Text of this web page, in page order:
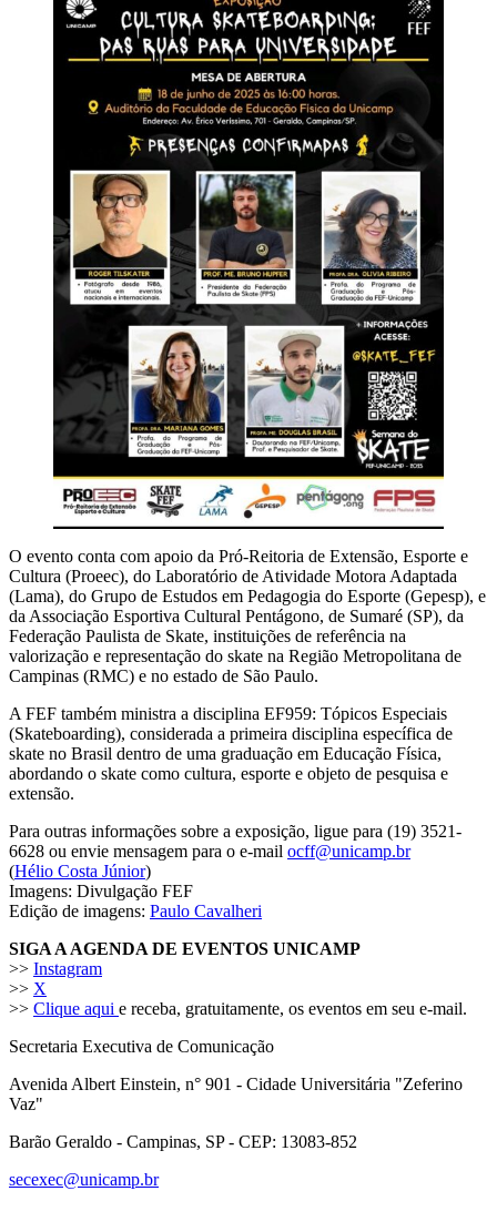
O evento conta com apoio da Pró-Reitoria de Extensão, Esporte e
Cultura (Proeec), do Laboratório de Atividade Motora Adaptada
(Lama), do Grupo de Estudos em Pedagogia do Esporte (Gepesp), e
da Associação Esportiva Cultural Pentágono, de Sumaré (SP), da
Federação Paulista de Skate, instituições de referência na
valorização e representação do skate na Região Metropolitana de
Campinas (RMC) e no estado de São Paulo.
A FEF também ministra a disciplina EF959: Tópicos Especiais
(Skateboarding), considerada a primeira disciplina específica de
skate no Brasil dentro de uma graduação em Educação Física,
abordando o skate como cultura, esporte e objeto de pesquisa e
extensão.
Para outras informações sobre a exposição, ligue para (19) 3521-
6628 ou envie mensagem para o e-mail ocff@unicamp.br
(Hélio Costa Júnior)
Imagens: Divulgação FEF
Edição de imagens: Paulo Cavalheri
SIGA A AGENDA DE EVENTOS UNICAMP
>> Instagram
>> X
>> Clique aqui e receba, gratuitamente, os eventos em seu e-mail.
Secretaria Executiva de Comunicação
Avenida Albert Einstein, n° 901 - Cidade Universitária "Zeferino
Vaz"
Barão Geraldo - Campinas, SP - CEP: 13083-852
secexec@unicamp.br